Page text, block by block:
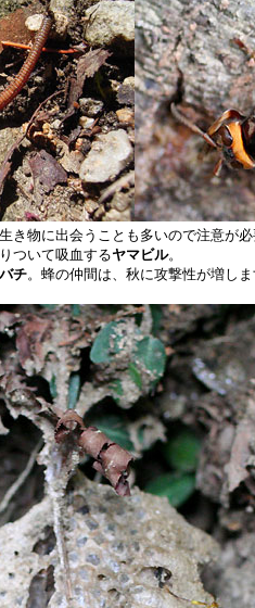
き物に出会うことも多いので注意が
ついて吸血するヤマビル。
チ。蜂の仲間は、秋に攻撃性が増し